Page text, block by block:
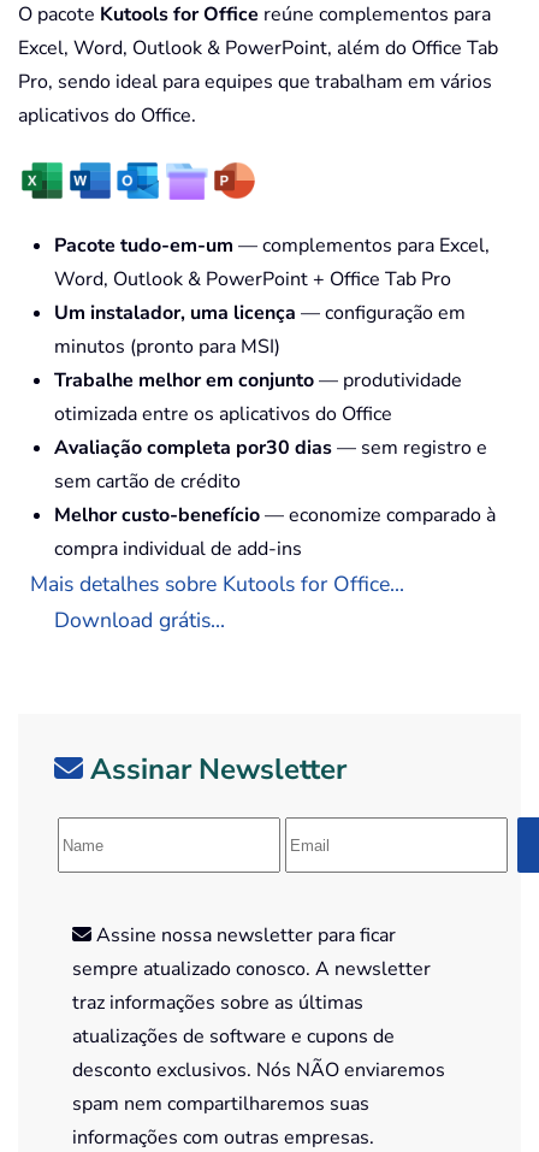
O pacote Kutools for Office reúne complementos para
Excel, Word, Outlook & PowerPoint, além do Office Tab
Pro, sendo ideal para equipes que trabalham em vários
aplicativos do Office.
Pacote tudo-em-um — complementos para Excel,
Word, Outlook & PowerPoint + Office Tab Pro
Um instalador, uma licença — configuração em
minutos (pronto para MSI)
Trabalhe melhor em conjunto— produtividade
otimizada entre os aplicativos do Office
Avaliação completa por30 dias— sem registro e
sem cartão de crédito
Melhor custo-benefício— economize comparado à
compra individual de add-ins
Mais detalhes sobre Kutools for Office...
Download grátis...
Assinar Newsletter
Assine nossa newsletter para ficar
sempre atualizado conosco. A newsletter
traz informações sobre as últimas
atualizações de software e cupons de
desconto exclusivos. Nós NÃO enviaremos
spam nem compartilharemos suas
informações com outras empresas.